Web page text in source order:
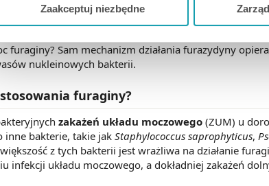
danych, które nie są niezbędne dla
funkcjonalności Strony.
Zaakceptuj niezbędne
furaginy
jest dość szerokie. Substancja ta jest
furaginy? Sam mechanizm działania furazydyny
nukleinowych bakterii.
furaginy?
zakażeń układu moczowego (ZUM) u
inne bakterie, takie jak Staphylococcus saprophyticus,
z tych bakterii jest wrażliwa na działanie
infekcji układu moczowego, a dokładniej zakażeń